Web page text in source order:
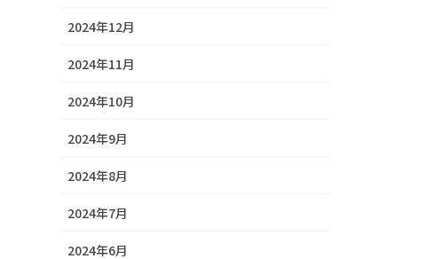
2024年12月
2024年11月
2024年10月
2024年9月
2024年8月
2024年7月
2024年6月